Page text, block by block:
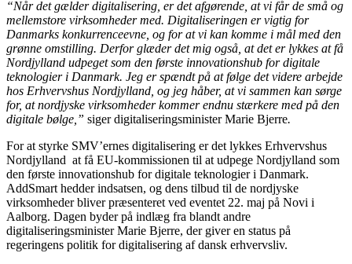
“Når det gælder digitalisering, er det afgørende, at vi får de små og
mellemstore virksomheder med. Digitaliseringen er vigtig for
Danmarks konkurrenceevne, og for at vi kan komme i mål med den
grønne omstilling. Derfor glæder det mig også, at det er lykkes at få
Nordjylland udpeget som den første innovationshub for digitale
teknologier i Danmark. Jeg er spændt på at følge det videre arbejde
hos Erhvervshus Nordjylland, og jeg håber, at vi sammen kan sørge
for, at nordjyske virksomheder kommer endnu stærkere med på den
digitale bølge,” siger digitaliseringsminister Marie Bjerre.
For at styrke SMV’ernes digitalisering er det lykkes Erhvervshus
Nordjylland at få EU-kommissionen til at udpege Nordjylland som
den første innovationshub for digitale teknologier i Danmark.
AddSmart hedder indsatsen, og dens tilbud til de nordjyske
virksomheder bliver præsenteret ved eventet 22. maj på Novi i
Aalborg. Dagen byder på indlæg fra blandt andre
digitaliseringsminister Marie Bjerre, der giver en status på
regeringens politik for digitalisering af dansk erhvervsliv.